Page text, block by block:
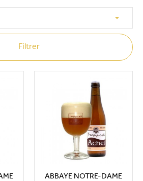

Filtrer
ABBAYE NOTRE-DAME